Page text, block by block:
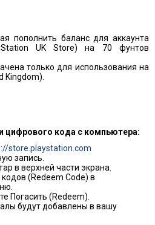
пополнить баланс для аккаунта
UK Store) на 70 фунтов
только для использования на
Kingdom).
цифрового кодa c компьютера:
store.playstation.com
запись.
в верхней части экрана.
(Redeem Code) в
Погасить (Redeem).
будут добавлены в вашу